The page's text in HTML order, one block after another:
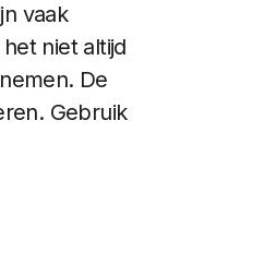
vaak
niet altijd
De
Gebruik